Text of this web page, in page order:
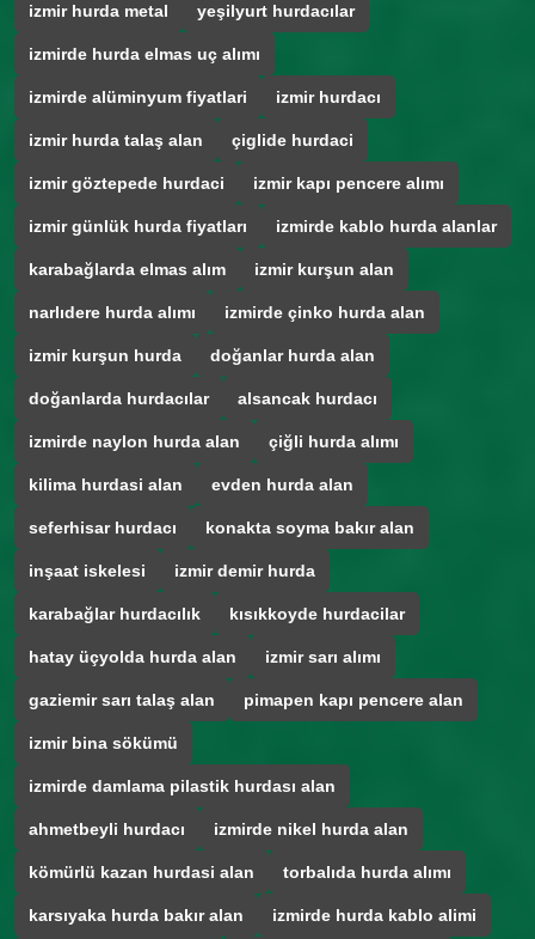
izmir hurda metal yeşilyurt hurdacılar
izmirde hurda elmas uç alımı
izmirde alüminyum fiyatlari izmir hurdacı
izmir hurda talaş alan çiglide hurdaci
izmir göztepede hurdaci izmir kapı pencere alımı
izmir günlük hurda fiyatları izmirde kablo hurda alanlar
karabağlarda elmas alım izmir kurşun alan
narlıdere hurda alımı izmirde çinko hurda alan
izmir kurşun hurda doğanlar hurda alan
doğanlarda hurdacılar alsancak hurdacı
izmirde naylon hurda alan çiğli hurda alımı
kilima hurdasi alan evden hurda alan
seferhisar hurdacı konakta soyma bakır alan
inşaat iskelesi izmir demir hurda
karabağlar hurdacılık kısıkkoyde hurdacilar
hatay üçyolda hurda alan izmir sarı alımı
gaziemir sarı talaş alan pimapen kapı pencere alan
izmir bina sökümü
izmirde damlama pilastik hurdası alan
ahmetbeyli hurdacı izmirde nikel hurda alan
kömürlü kazan hurdasi alan torbalıda hurda alımı
karsıyaka hurda bakır alan izmirde hurda kablo alimi